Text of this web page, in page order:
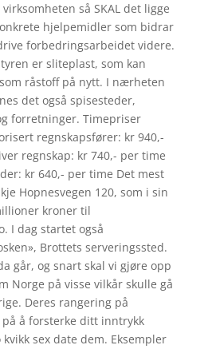
så SKAL det ligge
hjelpemidler som bidrar
forbedringsarbeidet videre.
er sliteplast, som kan
råstoff på nytt. I nærheten
det også spisesteder,
forretninger. Timepriser
regnskapsfører: kr 940,-
regnskap: kr 740,- per time
kr 640,- per time Det mest
Hopnesvegen 120, som i sin
kroner til
I dag startet også
Brottets serveringssted.
går, og snart skal vi gjøre opp
Norge på visse vilkår skulle gå
Deres rangering på
å forsterke ditt inntrykk
sex date dem. Eksempler